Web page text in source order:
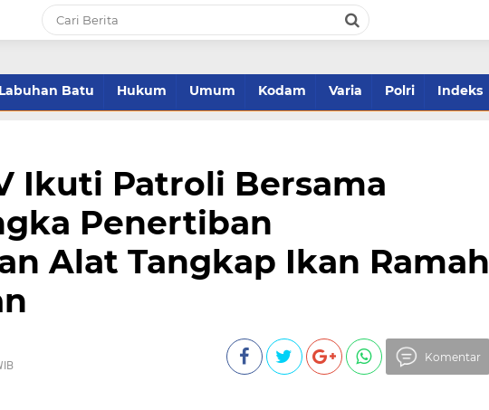
Labuhan Batu Hukum Umum Kodam Varia Polri Indeks
Ikuti Patroli Bersama
Penertiban
Alat Tangkap Ikan Ramah
Komentar